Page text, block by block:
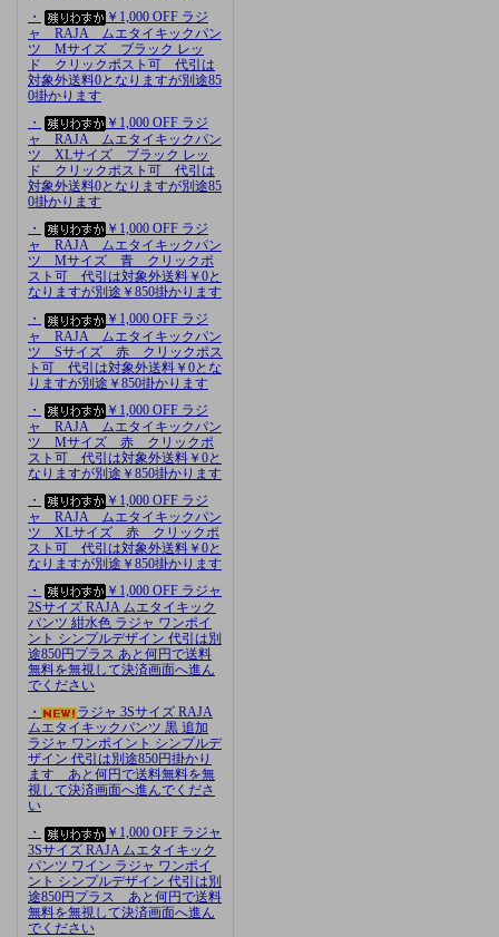
・
￥1,000 OFF ラジ
ャ RAJA ムエタイキックパン
ツ Mサイズ ブラック レッ
ド クリックポスト可 代引は
対象外送料0となりますが別途85
0掛かります
・
￥1,000 OFF ラジ
ャ RAJA ムエタイキックパン
ツ XLサイズ ブラック レッ
ド クリックポスト可 代引は
対象外送料0となりますが別途85
0掛かります
・
￥1,000 OFF ラジ
ャ RAJA ムエタイキックパン
ツ Mサイズ 青 クリックポ
スト可 代引は対象外送料￥0と
なりますが別途￥850掛かります
・
￥1,000 OFF ラジ
ャ RAJA ムエタイキックパン
ツ Sサイズ 赤 クリックポス
ト可 代引は対象外送料￥0とな
りますが別途￥850掛かります
・
￥1,000 OFF ラジ
ャ RAJA ムエタイキックパン
ツ Mサイズ 赤 クリックポ
スト可 代引は対象外送料￥0と
なりますが別途￥850掛かります
・
￥1,000 OFF ラジ
ャ RAJA ムエタイキックパン
ツ XLサイズ 赤 クリックポ
スト可 代引は対象外送料￥0と
なりますが別途￥850掛かります
・
￥1,000 OFF ラジャ
2Sサイズ RAJA ムエタイキック
パンツ 紺水色 ラジャ ワンポイ
ント シンプルデザイン 代引は別
途850円プラス あと何円で送料
無料を無視して決済画面へ進ん
でください
・
ラジャ 3Sサイズ RAJA
ムエタイキックパンツ 黒 追加
ラジャ ワンポイント シンプルデ
ザイン 代引は別途850円掛かり
ます あと何円で送料無料を無
視して決済画面へ進んでくださ
い
・
￥1,000 OFF ラジャ
3Sサイズ RAJA ムエタイキック
パンツ ワイン ラジャ ワンポイ
ント シンプルデザイン 代引は別
途850円プラス あと何円で送料
無料を無視して決済画面へ進ん
でください